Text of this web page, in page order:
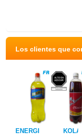
Los clientes que
ENERGINA
KOLA